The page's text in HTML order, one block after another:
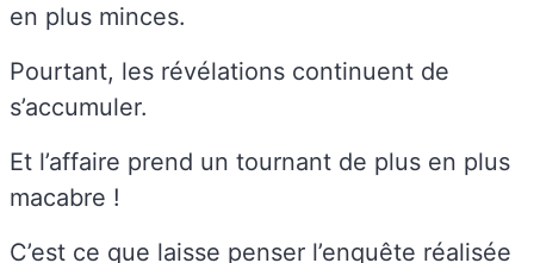
en plus minces.
Pourtant, les révélations continuent de
s’accumuler.
Et l’affaire prend un tournant de plus en plus
macabre !
C’est ce que laisse penser l’enquête réalisée